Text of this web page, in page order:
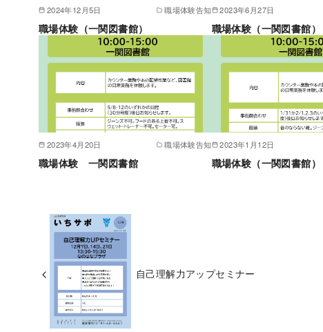
2024年12月5日 職場体験告知
職場体験（一関図書館）
2023年6月27日
職場体験（一関図書館）
2023年4月20日 職場体験告知
職場体験 一関図書館
2023年1月12日
職場体験（一関図書館）
自己理解力アップセミナー